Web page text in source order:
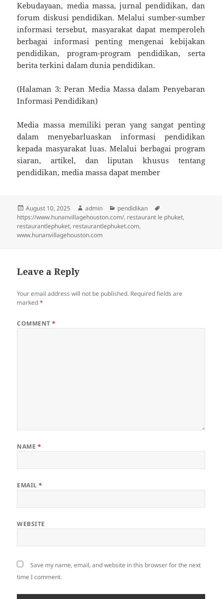
Kebudayaan, media massa, jurnal pendidikan, dan
forum diskusi pendidikan. Melalui sumber-sumber
informasi tersebut, masyarakat dapat memperoleh
berbagai informasi penting mengenai kebijakan
pendidikan, program-program pendidikan, serta
berita terkini dalam dunia pendidikan.
(Halaman 3: Peran Media Massa dalam Penyebaran
Informasi Pendidikan)
Media massa memiliki peran yang sangat penting
dalam menyebarluaskan informasi pendidikan
kepada masyarakat luas. Melalui berbagai program
siaran, artikel, dan liputan khusus tentang
pendidikan, media massa dapat member
Posted
on
August 10, 2025 Author
admin Categories
pendidikan
https://www.hunanvillagehouston.com/, restaurant le phuket,
restaurantlephuket, restaurantlephuket.com,
www.hunanvillagehouston.com
Leave a Reply
Your email address will not be published. Required fields are
marked*
COMMENT*
NAME *
EMAIL*
WEBSITE
Save my name, email, and website in this browser for the next
time I comment.